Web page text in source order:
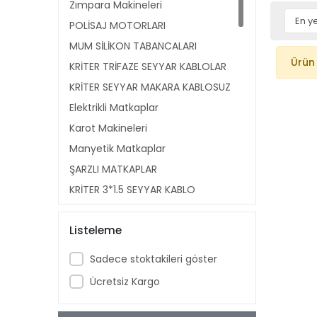
Zımpara Makineleri
POLİSAJ MOTORLARI
MUM SİLİKON TABANCALARI
KRİTER TRİFAZE SEYYAR KABLOLAR
KRİTER SEYYAR MAKARA KABLOSUZ
Elektrikli Matkaplar
Karot Makineleri
Manyetik Matkaplar
ŞARZLI MATKAPLAR
KRİTER 3*1,5 SEYYAR KABLO
PPRC KAYNAK MAKİNA AKSAM
Boru Bükme Makineleri
Tezgah Tipi Pafta Makineleri
Listeleme
Sadece stoktakileri göster
Ücretsiz Kargo